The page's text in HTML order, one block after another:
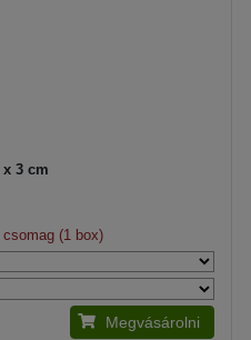
x 3 cm
csomag (1 box)
Megvásárolni